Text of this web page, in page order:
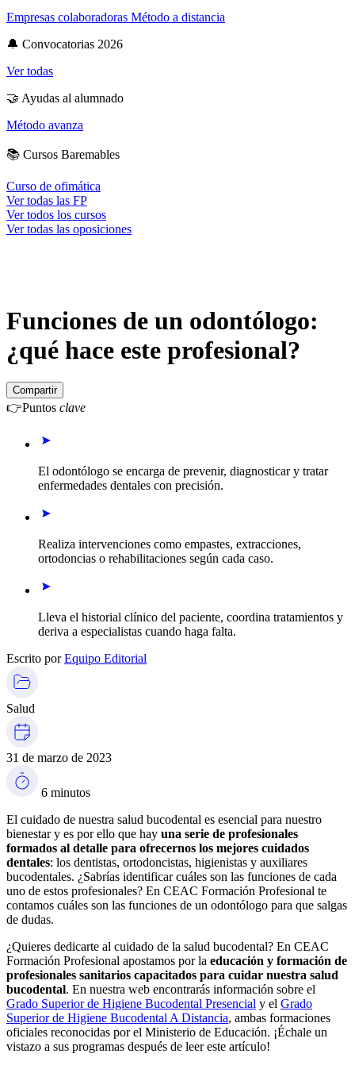
Empresas colaboradoras Método a distancia
🔔 Convocatorias 2026
Ver todas
🤝 Ayudas al alumnado
Método avanza
📚 Cursos Baremables
Curso de ofimática
Ver todas las FP
Ver todos los cursos
Ver todas las oposiciones
Funciones de un odontólogo:
¿qué hace este profesional?
Compartir
👉Puntos clave
El odontólogo se encarga de prevenir, diagnosticar y tratar
enfermedades dentales con precisión.
Realiza intervenciones como empastes, extracciones,
ortodoncias o rehabilitaciones según cada caso.
Lleva el historial clínico del paciente, coordina tratamientos y
deriva a especialistas cuando haga falta.
Escrito porEquipo Editorial
Salud
31 de marzo de 2023
6 minutos
El cuidado de nuestra salud bucodental es esencial para nuestro
bienestar y es por ello que hay una serie de profesionales
formados al detalle para ofrecernos los mejores cuidados
dentales: los dentistas, ortodoncistas, higienistas y auxiliares
bucodentales. ¿Sabrías identificar cuáles son las funciones de cada
uno de estos profesionales? En CEAC Formación Profesional te
contamos cuáles son las funciones de un odontólogo para que salgas
de dudas.
¿Quieres dedicarte al cuidado de la salud bucodental? En CEAC
Formación Profesional apostamos por la educación y formación de
profesionales sanitarios capacitados para cuidar nuestra salud
bucodental. En nuestra web encontrarás información sobre el
Grado Superior de Higiene Bucodental Presencial y el Grado
Superior de Higiene Bucodental A Distancia, ambas formaciones
oficiales reconocidas por el Ministerio de Educación. ¡Échale un
vistazo a sus programas después de leer este artículo!